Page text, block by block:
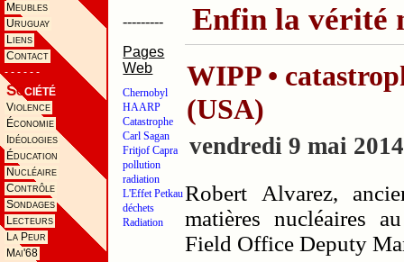
---------
Pages
Web
Chernobyl
HAARP
Catastrophe
Carl Sagan
Fritjof Capra
pollution
radiation
L'Effet Petkau
déchets
Radiation
Enfin la vérité
WIPP •
(USA)
vendredi 9 mai
Robert Alvarez,
matières nucléaires
Field Office Deputy
Meubles
Uruguay
Liens
Contact
- - - - - -
So ciété
Violence
Économie
Idéologies
Éducation
Nucléaire
Contrôle
Sondages
Lecteurs
La Peur
Mai'68